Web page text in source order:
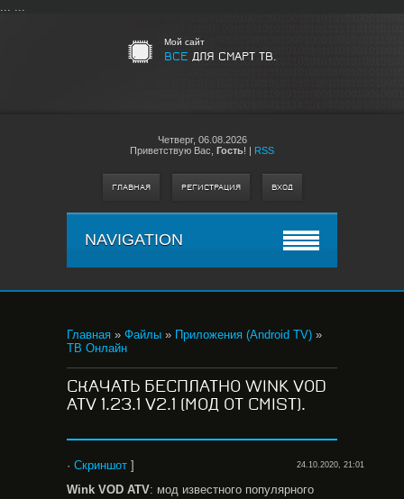
... ...
Мой сайт
ВСЕ ДЛЯ СМАРТ ТВ.
Четверг, 06.08.2026
Приветствую Вас Гость! | RSS
ГЛАВНАЯ РЕГИСТРАЦИЯ ВХОД
NAVIGATION
Главная » Файлы » Приложения (Android TV) »
ТВ Онлайн
СКАЧАТЬ БЕСПЛАТНО WINK VOD
ATV 1.23.1 V2.1 (МОД ОТ CMIST).
· Скриншот ] 24.10.2020, 21:01
Wink VOD ATV: мод известного популярного